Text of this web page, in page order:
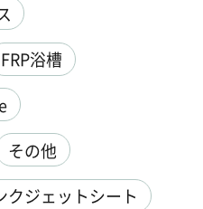
FRP浴槽
その他
クジェットシート